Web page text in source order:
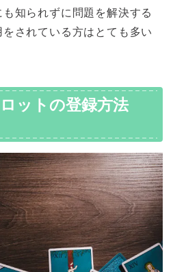
知られずに問題を解決する
されている方はとても多い
ットの登録方法